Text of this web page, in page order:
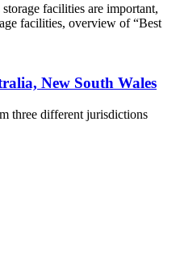
facilities are important,
facilities, overview of “Best
New South Wales
three different jurisdictions